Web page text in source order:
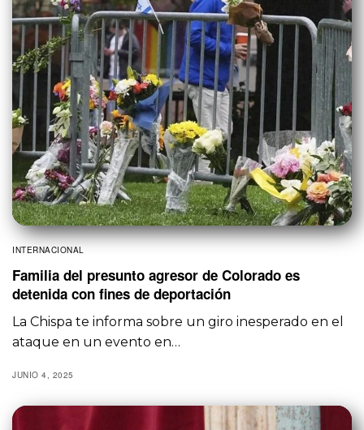
INTERNACIONAL
Familia del presunto agresor de Colorado es
detenida con fines de deportación
La Chispa te informa sobre un giro inesperado en el
ataque en un evento en…
JUNIO 4, 2025